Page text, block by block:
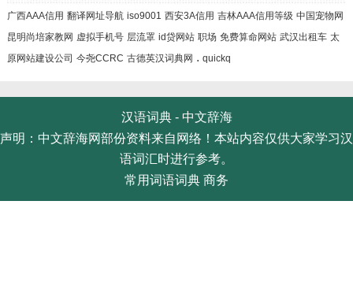
广西AAA信用 翻译网址导航 iso9001 西安3A信用 吉林AAA信用等级 中国宠物网
昆明尚培家教网 虚拟手机号 层流罩 id贷网站 职场 免费算命网站 武汉出租车 太
原网站建设公司 今尧CCRC 古德英汉词典网 . quickq
汉语词典 - 中文辞海
声明：中文辞海网部份资料来自网络！本站内容仅供大家学习汉
语词汇时进行参考。
常用词语词典 商务